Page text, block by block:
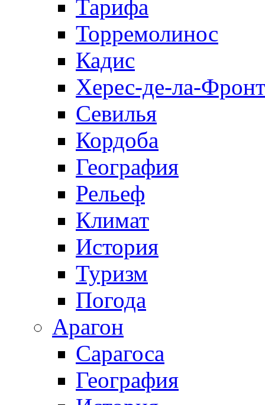
Тарифа
Торремолинос
Кадис
Херес-де-ла-
Севилья
Кордоба
География
Рельеф
Климат
История
Туризм
Погода
Арагон
Сарагоса
География